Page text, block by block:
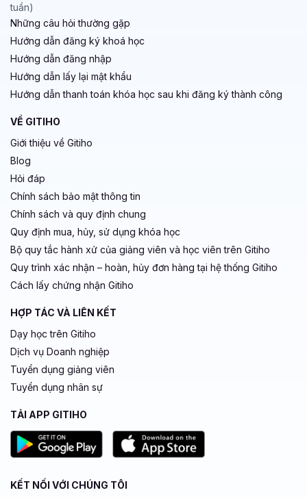
tuần)
Những câu hỏi thường gặp
Hướng dẫn đăng ký khoá học
Hướng dẫn đăng nhập
Hướng dẫn lấy lại mật khẩu
Hướng dẫn thanh toán khóa học sau khi đăng ký thành công
VỀ GITIHO
Giới thiệu về Gitiho
Blog
Hỏi đáp
Chính sách bảo mật thông tin
Chính sách và quy định chung
Quy định mua, hủy, sử dụng khóa học
Bộ quy tắc hành xử của giảng viên và học viên trên Gitiho
Quy trình xác nhận – hoàn, hủy đơn hàng tại hệ thống Gitiho
Cách lấy chứng nhận Gitiho
HỢP TÁC VÀ LIÊN KẾT
Dạy học trên Gitiho
Dịch vụ Doanh nghiệp
Tuyển dụng giảng viên
Tuyển dụng nhân sự
TẢI APP GITIHO
KẾT NỐI VỚI CHÚNG TÔI